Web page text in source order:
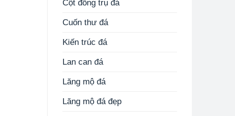
Cột đồng trụ đá
Cuốn thư đá
Kiến trúc đá
Lan can đá
Lăng mộ đá
Lăng mộ đá đẹp